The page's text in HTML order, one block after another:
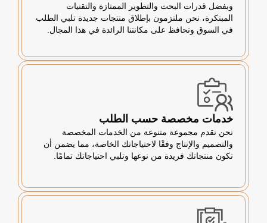
وبفضل قدرات البحث والتطوير الممتازة والتقنيات
المبتكرة، نحن ملتزمون بإطلاق منتجات جديدة تلبي الطلب
في السوق وتحافظ على مكانتنا الرائدة في هذا المجال.
خدمات مخصصة حسب الطلب
نحن نقدم مجموعة متنوعة من الخدمات المخصصة
والتصميم والإنتاج وفقًا لاحتياجاتك الخاصة، مما يضمن أن
تكون منتجاتك فريدة من نوعها وتلبي احتياجاتك تمامًا.